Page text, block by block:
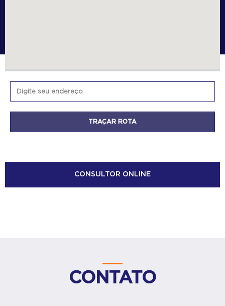
CONSULTOR ONLINE
CONTATO